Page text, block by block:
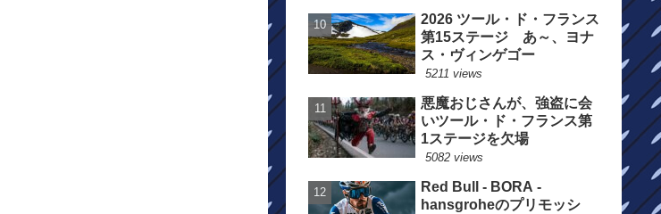
2026 ツール・ド・フランス
第15ステージ あ～、ヨナ
ス・ヴィンゲゴー
5211 views
悪魔おじさんが、強盗に会
いツール・ド・フランス第
1ステージを欠場
5082 views
Red Bull - BORA -
hansgroheのプリモッシ